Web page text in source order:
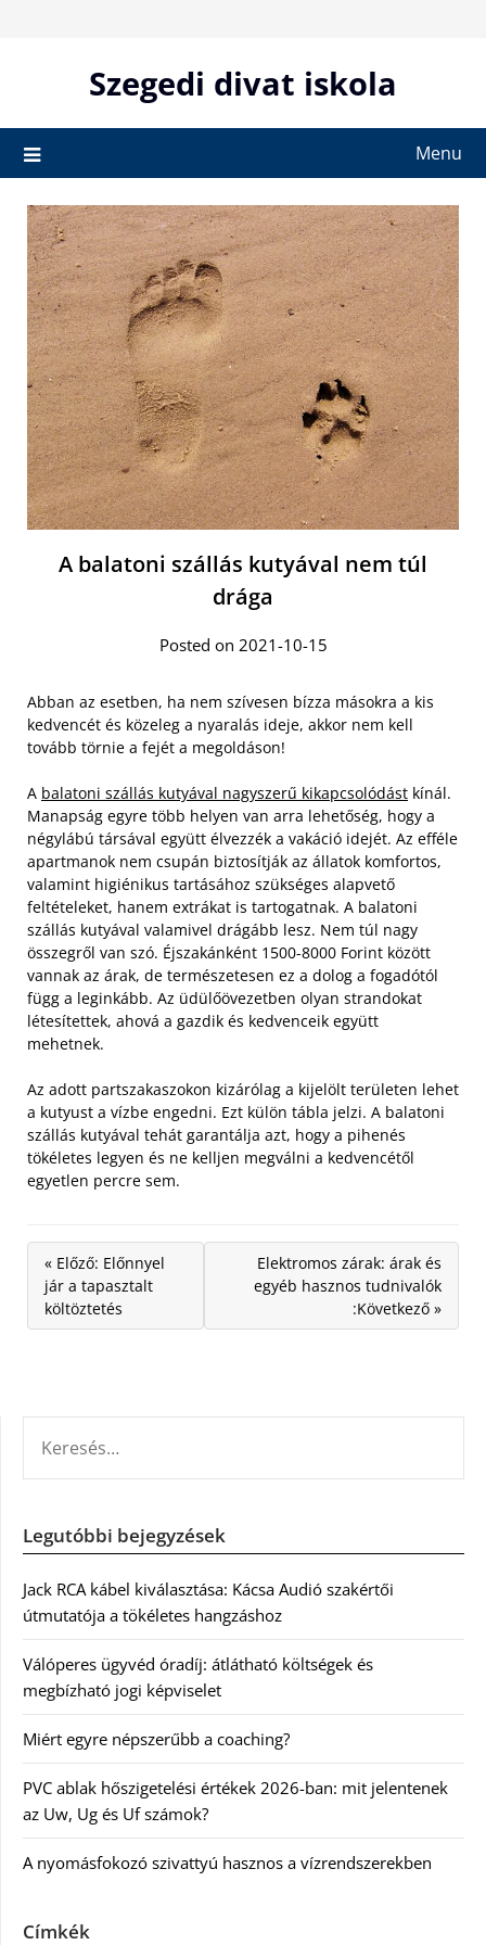
Szegedi divat iskola
Menu
A balatoni szállás kutyával nem túl
drága
Posted on 2021-10-15
Abban az esetben, ha nem szívesen bízza másokra a kis
kedvencét és közeleg a nyaralás ideje, akkor nem kell
tovább törnie a fejét a megoldáson!
A balatoni szállás kutyával nagyszerű kikapcsolódást kínál.
Manapság egyre több helyen van arra lehetőség, hogy a
négylábú társával együtt élvezzék a vakáció idejét. Az efféle
apartmanok nem csupán biztosítják az állatok komfortos,
valamint higiénikus tartásához szükséges alapvető
feltételeket, hanem extrákat is tartogatnak. A balatoni
szállás kutyával valamivel drágább lesz. Nem túl nagy
összegről van szó. Éjszakánként 1500-8000 Forint között
vannak az árak, de természetesen ez a dolog a fogadótól
függ a leginkább. Az üdülőövezetben olyan strandokat
létesítettek, ahová a gazdik és kedvenceik együtt
mehetnek.
Az adott partszakaszokon kizárólag a kijelölt területen lehet
a kutyust a vízbe engedni. Ezt külön tábla jelzi. A balatoni
szállás kutyával tehát garantálja azt, hogy a pihenés
tökéletes legyen és ne kelljen megválni a kedvencétől
egyetlen percre sem.
« Előző: Előnnyel
jár a tapasztalt
költöztetés
Elektromos zárak: árak és
egyéb hasznos tudnivalók
:Következő »
Legutóbbi bejegyzések
Jack RCA kábel kiválasztása: Kácsa Audió szakértői
útmutatója a tökéletes hangzáshoz
Válóperes ügyvéd óradíj: átlátható költségek és
megbízható jogi képviselet
Miért egyre népszerűbb a coaching?
PVC ablak hőszigetelési értékek 2026-ban: mit jelentenek
az Uw, Ug és Uf számok?
A nyomásfokozó szivattyú hasznos a vízrendszerekben
Címkék